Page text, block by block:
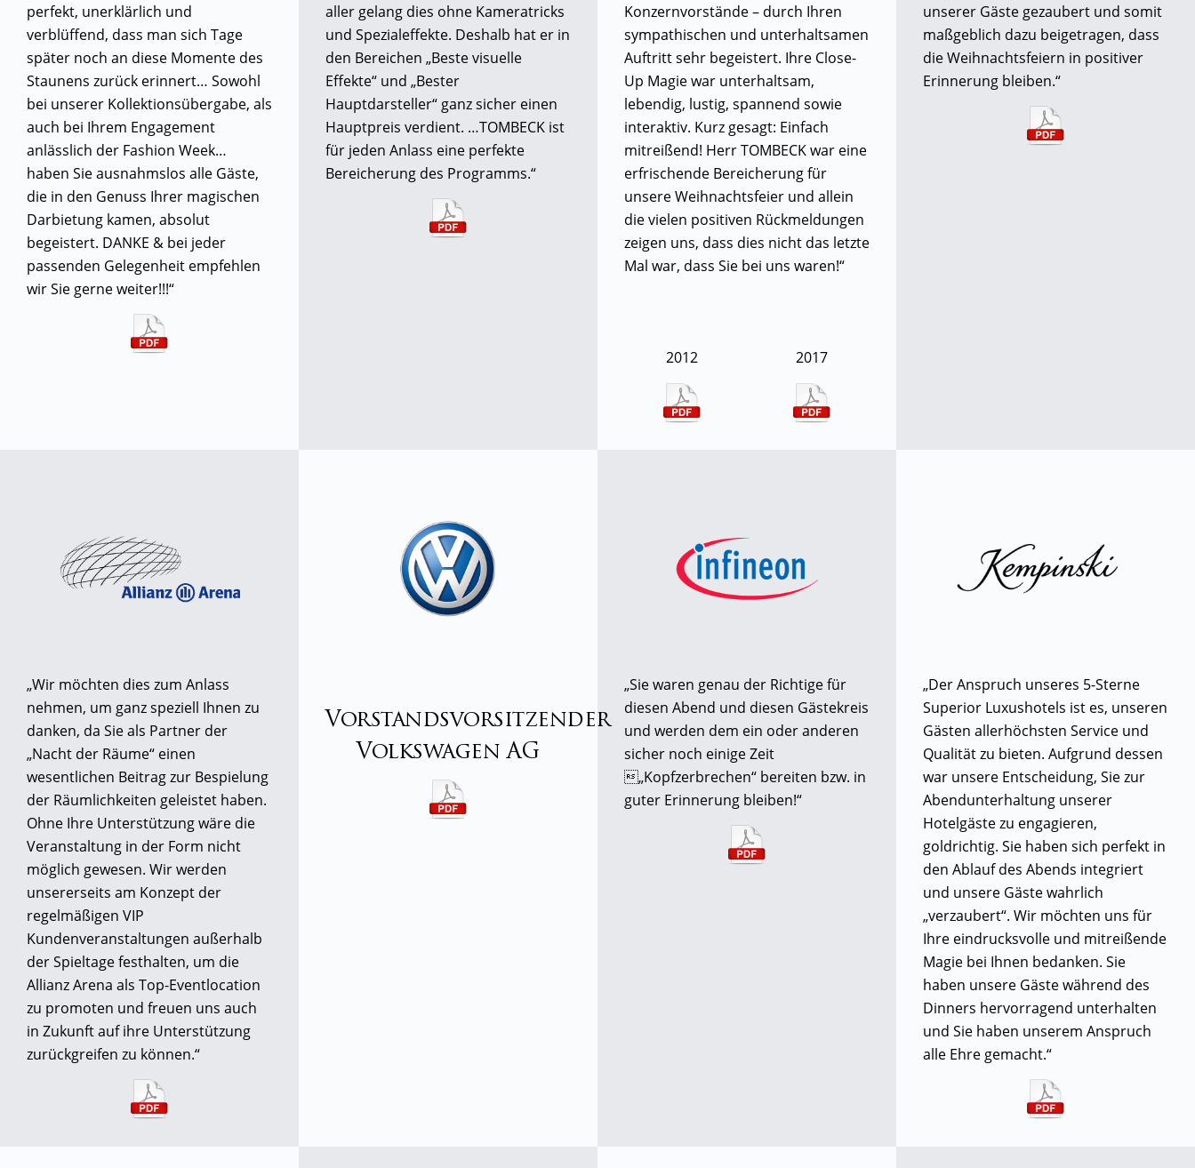
perfekt, unerklärlich und
verblüffend, dass man sich Tage
später noch an diese Momente des
Staunens zurück erinnert… Sowohl
bei unserer Kollektionsübergabe, als
auch bei Ihrem Engagement
anlässlich der Fashion Week…
haben Sie ausnahmslos alle Gäste,
die in den Genuss Ihrer magischen
Darbietung kamen, absolut
begeistert. DANKE & bei jeder
passenden Gelegenheit empfehlen
wir Sie gerne weiter!!!“
aller gelang dies ohne Kameratricks
und Spezialeffekte. Deshalb hat er in
den Bereichen „Beste visuelle
Effekte“ und „Bester
Hauptdarsteller“ ganz sicher einen
Hauptpreis verdient. …TOMBECK ist
für jeden Anlass eine perfekte
Bereicherung des Programms.“
Konzernvorstände – durch Ihren
sympathischen und unterhaltsamen
Auftritt sehr begeistert. Ihre Close-
Up Magie war unterhaltsam,
lebendig, lustig, spannend sowie
interaktiv. Kurz gesagt: Einfach
mitreißend! Herr TOMBECK war eine
erfrischende Bereicherung für
unsere Weihnachtsfeier und allein
die vielen positiven Rückmeldungen
zeigen uns, dass dies nicht das letzte
Mal war, dass Sie bei uns waren!“
2012 2017
unserer Gäste gezaubert und somit
maßgeblich dazu beigetragen, dass
die Weihnachtsfeiern in positiver
Erinnerung bleiben.“
„Wir möchten dies zum Anlass
nehmen, um ganz speziell Ihnen zu
danken, da Sie als Partner der
„Nacht der Räume“ einen
wesentlichen Beitrag zur Bespielung
der Räumlichkeiten geleistet haben.
Ohne Ihre Unterstützung wäre die
Veranstaltung in der Form nicht
möglich gewesen. Wir werden
unsererseits am Konzept der
regelmäßigen VIP
Kundenveranstaltungen außerhalb
der Spieltage festhalten, um die
Allianz Arena als Top-Eventlocation
zu promoten und freuen uns auch
in Zukunft auf ihre Unterstützung
zurückgreifen zu können.“
Vorstandsvorsitzender
Volkswagen AG
„Sie waren genau der Richtige für
diesen Abend und diesen Gästekreis
und werden dem ein oder anderen
sicher noch einige Zeit
„Kopfzerbrechen“ bereiten bzw. in
guter Erinnerung bleiben!“
„Der Anspruch unseres 5-Sterne
Superior Luxushotels ist es, unseren
Gästen allerhöchsten Service und
Qualität zu bieten. Aufgrund dessen
war unsere Entscheidung, Sie zur
Abendunterhaltung unserer
Hotelgäste zu engagieren,
goldrichtig. Sie haben sich perfekt in
den Ablauf des Abends integriert
und unsere Gäste wahrlich
„verzaubert“. Wir möchten uns für
Ihre eindrucksvolle und mitreißende
Magie bei Ihnen bedanken. Sie
haben unsere Gäste während des
Dinners hervorragend unterhalten
und Sie haben unserem Anspruch
alle Ehre gemacht.“